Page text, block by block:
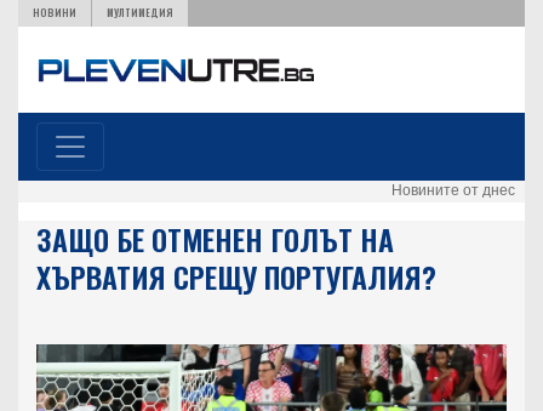
НОВИНИ МУЛТИМЕДИЯ
Новините от днес
ЗАЩО БЕ ОТМЕНЕН ГОЛЪТ НА
ХЪРВАТИЯ СРЕЩУ ПОРТУГАЛИЯ?